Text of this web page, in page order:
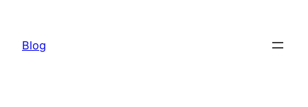
tartalomhoz
Blog